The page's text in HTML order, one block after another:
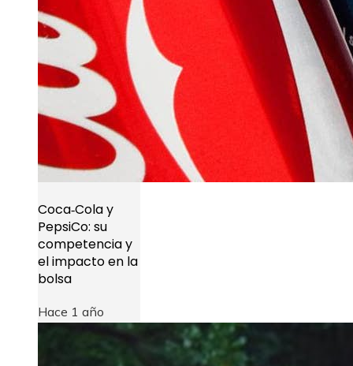
Coca‑Cola y
PepsiCo: su
competencia y
el impacto en la
bolsa
Hace 1 año